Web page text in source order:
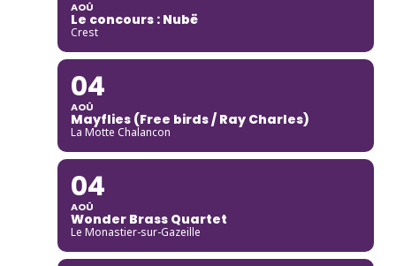
AOÛ
Le concours : Nubë
Crest
04
AOÛ
Mayflies (Free birds / Ray Charles)
La Motte Chalancon
04
AOÛ
Wonder Brass Quartet
Le Monastier-sur-Gazeille